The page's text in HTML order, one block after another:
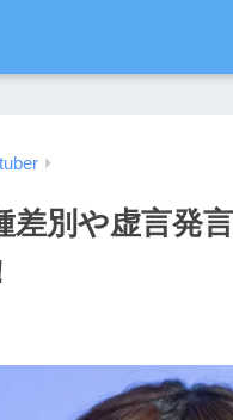
差別や虚言発